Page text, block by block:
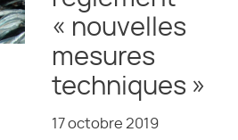
« nouvelles
mesures
techniques »
17 octobre 2019